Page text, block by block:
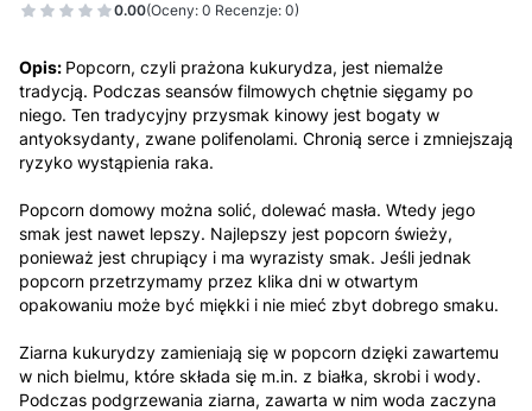
0.00(Oceny: 0 Recenzje: 0)
Opis: Popcorn, czyli prażona kukurydza, jest niemalże
tradycją. Podczas seansów filmowych chętnie sięgamy po
niego. Ten tradycyjny przysmak kinowy jest bogaty w
antyoksydanty, zwane polifenolami. Chronią serce i zmniejszają
ryzyko wystąpienia raka.
Popcorn domowy można solić, dolewać masła. Wtedy jego
smak jest nawet lepszy. Najlepszy jest popcorn świeży,
ponieważ jest chrupiący i ma wyrazisty smak. Jeśli jednak
popcorn przetrzymamy przez klika dni w otwartym
opakowaniu może być miękki i nie mieć zbyt dobrego smaku.
Ziarna kukurydzy zamieniają się w popcorn dzięki zawartemu
w nich bielmu, które składa się m.in. z białka, skrobi i wody.
Podczas podgrzewania ziarna, zawarta w nim woda zaczyna